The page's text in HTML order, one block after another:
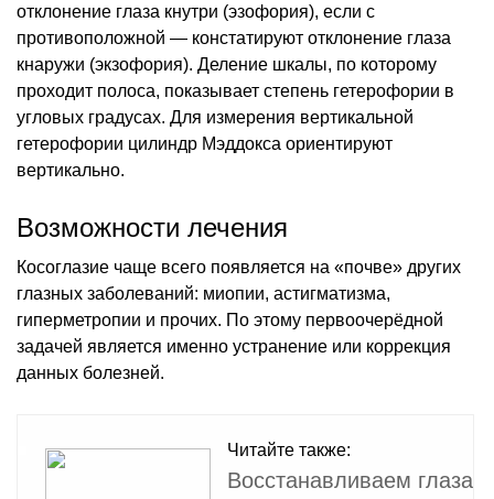
отклонение глаза кнутри (эзофория), если с
противоположной — констатируют отклонение глаза
кнаружи (экзофория). Деление шкалы, по которому
проходит полоса, показывает степень гетерофории в
угловых градусах. Для измерения вертикальной
гетерофории цилиндр Мэддокса ориентируют
вертикально.
Возможности лечения
Косоглазие чаще всего появляется на «почве» других
глазных заболеваний: миопии, астигматизма,
гиперметропии и прочих. По этому первоочерёдной
задачей является именно устранение или коррекция
данных болезней.
Читайте также:
Восстанавливаем глаза